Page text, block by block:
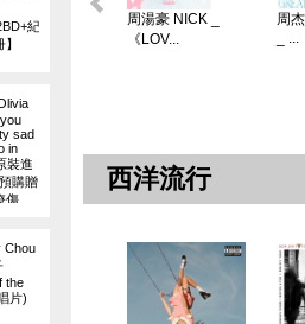
紀
sad
in
裝進
購贈
傷
Chou
the
片)
周湯豪 NICK _
《LOV...
周
_ ...
西洋流行